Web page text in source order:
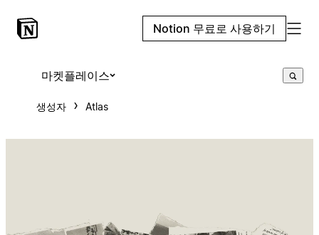
Notion 무료로 사용하기
마켓플레이스
생성자 Atlas